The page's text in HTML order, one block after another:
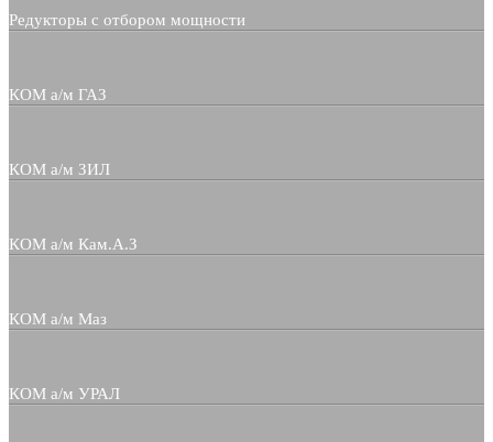
Редукторы с отбором мощности
КОМ а/м ГАЗ
КОМ а/м ЗИЛ
КОМ а/м Кам.А.З
КОМ а/м Маз
КОМ а/м УРАЛ